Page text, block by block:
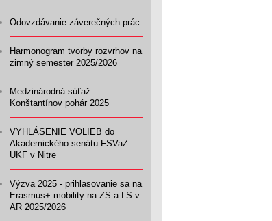
Odovzdávanie záverečných prác
Harmonogram tvorby rozvrhov na
zimný semester 2025/2026
Medzinárodná súťaž
Konštantínov pohár 2025
VYHLÁSENIE VOLIEB do
Akademického senátu FSVaZ
UKF v Nitre
Výzva 2025 - prihlasovanie sa na
Erasmus+ mobility na ZS a LS v
AR 2025/2026